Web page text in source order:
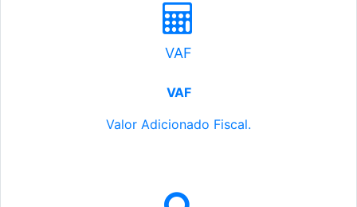
VAF
VAF
Valor Adicionado Fiscal.